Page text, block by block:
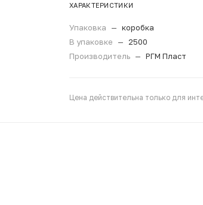
ХАРАКТЕРИСТИКИ
Упаковка — коробка
В упаковке
—
2500
Производитель — РГМ Пласт
Цена действительна только для